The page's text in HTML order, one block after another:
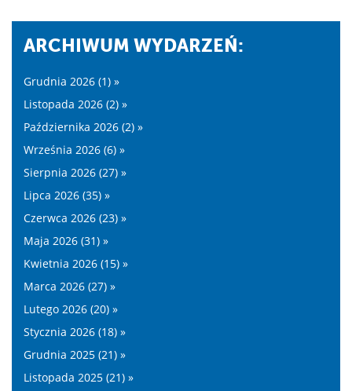
ARCHIWUM WYDARZEŃ:
Grudnia 2026 (1) »
Listopada 2026 (2) »
Października 2026 (2) »
Września 2026 (6) »
Sierpnia 2026 (27) »
Lipca 2026 (35) »
Czerwca 2026 (23) »
Maja 2026 (31) »
Kwietnia 2026 (15) »
Marca 2026 (27) »
Lutego 2026 (20) »
Stycznia 2026 (18) »
Grudnia 2025 (21) »
Listopada 2025 (21) »